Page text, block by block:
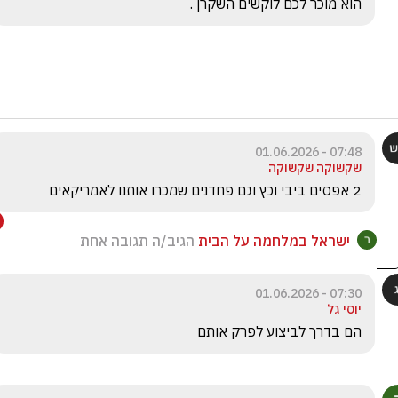
הוא מוכר לכם לוקשים השקרן .
07:48 - 01.06.2026
שקשוקה שקשוקה
2 אפסים ביבי וכץ וגם פחדנים שמכרו אותנו לאמריקאים
ישראל במלחמה על הבית הגיב/ה תגובה אחת
07:30 - 01.06.2026
יוסי גל
הם בדרך לביצוע לפרק אותם